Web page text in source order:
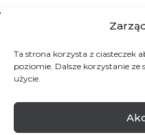
Ta strona korzysta z ciasteczek
poziomie. Dalsze korzystanie ze
użycie.